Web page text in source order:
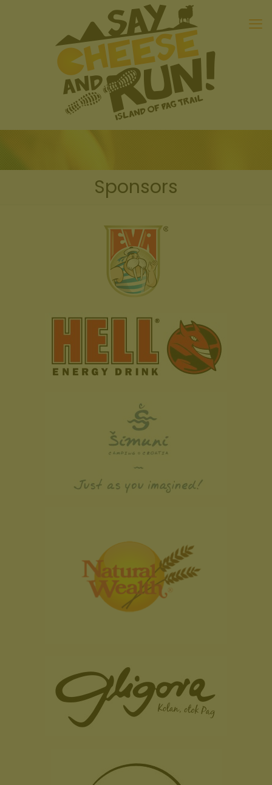
Sponsors